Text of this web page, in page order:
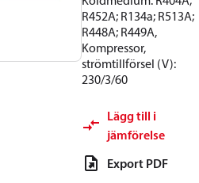
R452A; R134a; R513A;
R448A; R449A,
Kompressor,
strömtillförsel (V):
230/3/60
Lägg till i
jämförelse
Export PDF